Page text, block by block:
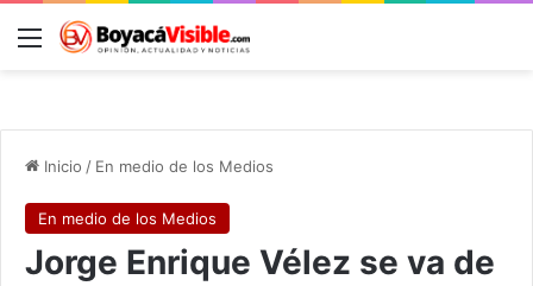
Menú
Inicio / En medio de los Medios
En medio de los Medios
Jorge Enrique Vélez se va de